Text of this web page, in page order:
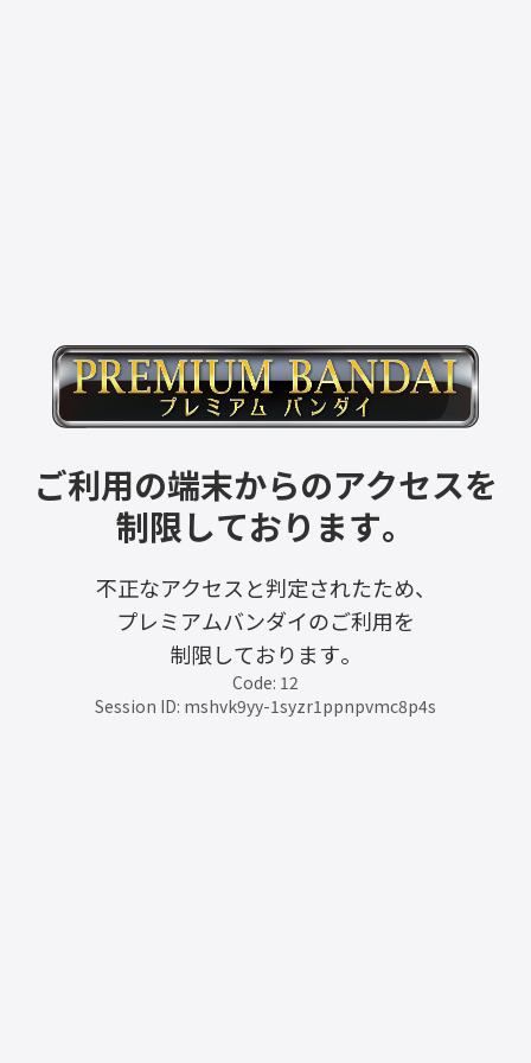
ご利用の端末からのアクセスを
制限しております。
不正なアクセスと判定されたため、
プレミアムバンダイのご利用を
制限しております。
Code: 12
Session ID: mshvk9yy-1syzr1ppnpvmc8p4s